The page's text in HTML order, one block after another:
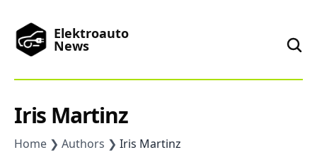
Elektroauto
News
Iris Martinz
Home Authors Iris Martinz
Marken